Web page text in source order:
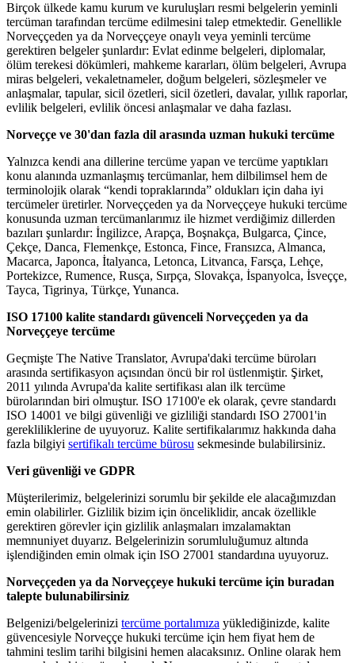
Birçok ülkede kamu kurum ve kuruluşları resmi belgelerin yeminli
tercüman tarafından tercüme edilmesini talep etmektedir. Genellikle
Norveççeden ya da Norveççeye onaylı veya yeminli tercüme
gerektiren belgeler şunlardır: Evlat edinme belgeleri, diplomalar,
ölüm terekesi dökümleri, mahkeme kararları, ölüm belgeleri, Avrupa
miras belgeleri, vekaletnameler, doğum belgeleri, sözleşmeler ve
anlaşmalar, tapular, sicil özetleri, sicil özetleri, davalar, yıllık raporlar,
evlilik belgeleri, evlilik öncesi anlaşmalar ve daha fazlası.
Norveççe ve 30'dan fazla dil arasında uzman hukuki tercüme
Yalnızca kendi ana dillerine tercüme yapan ve tercüme yaptıkları
konu alanında uzmanlaşmış tercümanlar, hem dilbilimsel hem de
terminolojik olarak “kendi topraklarında” oldukları için daha iyi
tercümeler üretirler. Norveççeden ya da Norveççeye hukuki tercüme
konusunda uzman tercümanlarımız ile hizmet verdiğimiz dillerden
bazıları şunlardır: İngilizce, Arapça, Boşnakça, Bulgarca, Çince,
Çekçe, Danca, Flemenkçe, Estonca, Fince, Fransızca, Almanca,
Macarca, Japonca, İtalyanca, Letonca, Litvanca, Farsça, Lehçe,
Portekizce, Rumence, Rusça, Sırpça, Slovakça, İspanyolca, İsveççe,
Tayca, Tigrinya, Türkçe, Yunanca.
ISO 17100 kalite standardı güvenceli Norveççeden ya da
Norveççeye tercüme
Geçmişte The Native Translator, Avrupa'daki tercüme büroları
arasında sertifikasyon açısından öncü bir rol üstlenmiştir. Şirket,
2011 yılında Avrupa'da kalite sertifikası alan ilk tercüme
bürolarından biri olmuştur. ISO 17100'e ek olarak, çevre standardı
ISO 14001 ve bilgi güvenliği ve gizliliği standardı ISO 27001'in
gerekliliklerine de uyuyoruz. Kalite sertifikalarımız hakkında daha
fazla bilgiyi sertifikalı tercüme bürosu sekmesinde bulabilirsiniz.
Veri güvenliği ve GDPR
Müşterilerimiz, belgelerinizi sorumlu bir şekilde ele alacağımızdan
emin olabilirler. Gizlilik bizim için önceliklidir, ancak özellikle
gerektiren görevler için gizlilik anlaşmaları imzalamaktan
memnuniyet duyarız. Belgelerinizin sorumluluğumuz altında
işlendiğinden emin olmak için ISO 27001 standardına uyuyoruz.
Norveççeden ya da Norveççeye hukuki tercüme için buradan
talepte bulunabilirsiniz
Belgenizi/belgelerinizi tercüme portalımıza yüklediğinizde, kalite
güvencesiyle Norveççe hukuki tercüme için hem fiyat hem de
tahmini teslim tarihi bilgisini hemen alacaksınız. Online olarak hem